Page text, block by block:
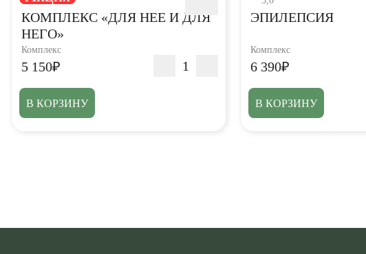
КОМПЛЕКС «ДЛЯ НЕЕ И ДЛЯ
НЕГО»
Комплекс
5 150₽
В КОРЗИНУ
ЭПИЛЕПСИЯ
Комплекс
6 390₽
В КОРЗИНУ